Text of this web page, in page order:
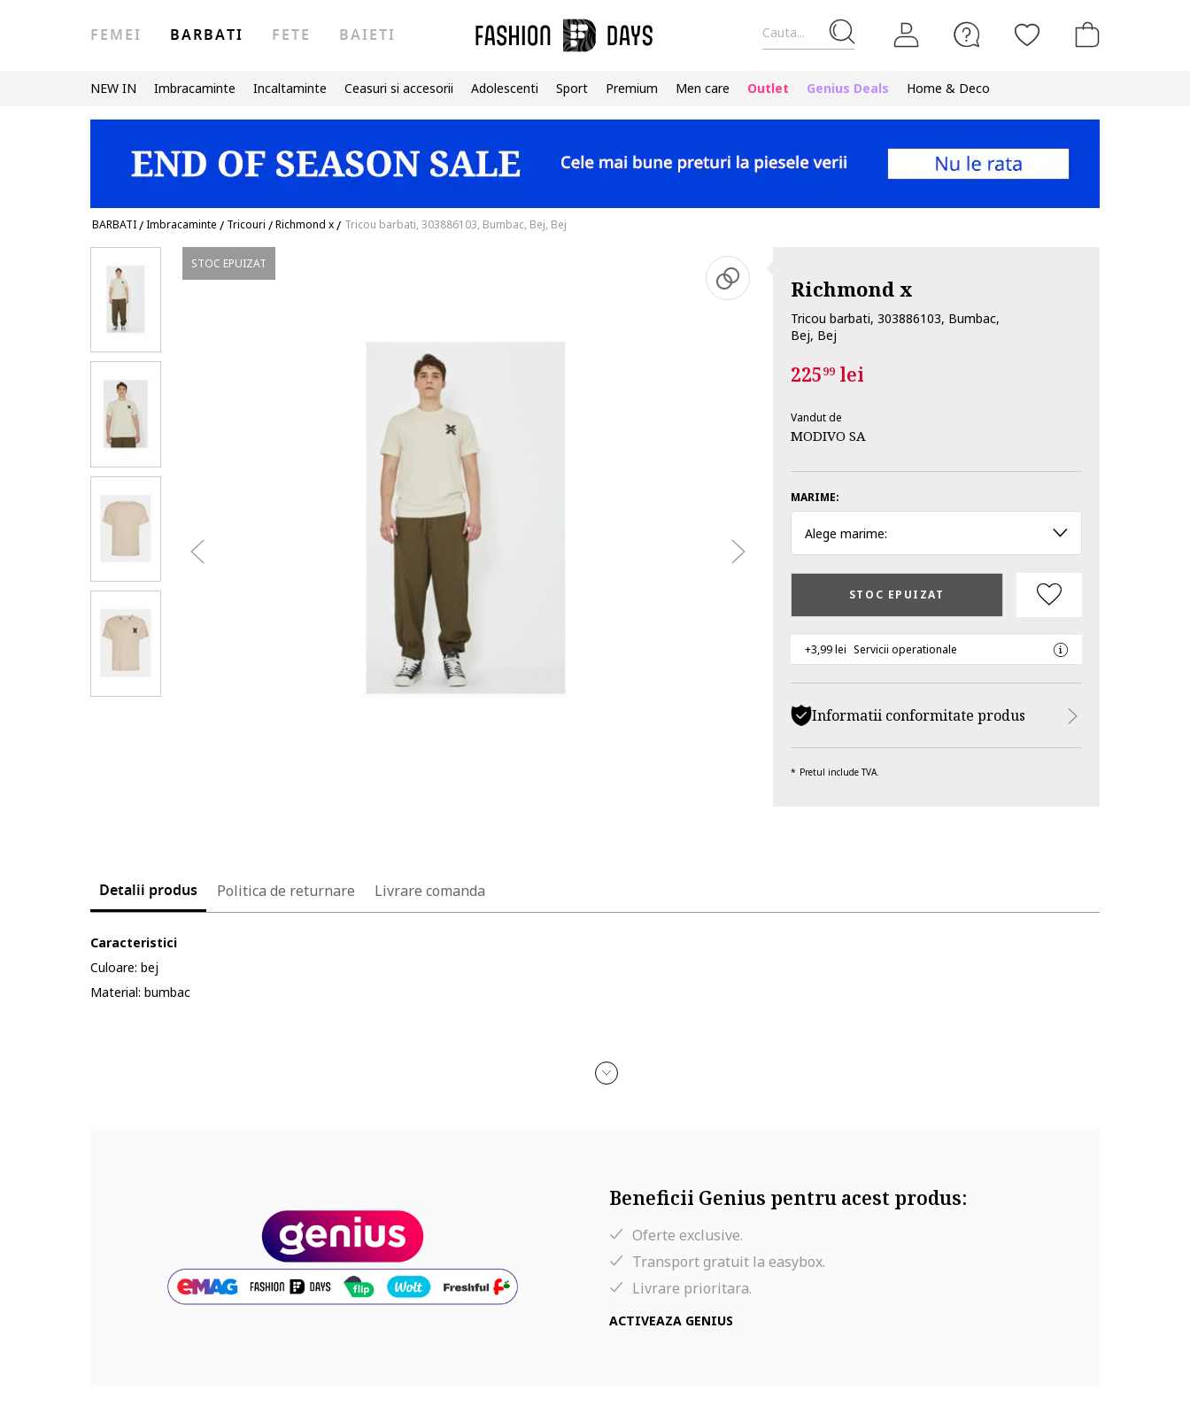
Cauta...
FEMEI BARBATI FETE BAIETI
NEW IN Imbracaminte Incaltaminte Ceasuri si accesorii Adolescenti Sport Premium Men care Outlet Genius Deals Home & Deco
BARBATI/Imbracaminte / Tricouri /Richmond x/ Tricou barbati, 303886103, Bumbac, Bej, Bej
STOC EPUIZAT
Richmond x
Tricou barbati, 303886103, Bumbac,
Bej, Bej
22599lei
Vandut de
MODIVO SA
MARIME:
Alege marime:
STOC EPUIZAT
+3,99 lei Servicii operationale
Informatii conformitate produs
Pretul include TVA.
Detalii produs Politica de returnare Livrare comanda
Caracteristici
Culoare: bej
Material: bumbac
Beneficii Genius pentru acest produs:
Oferte exclusive.
Transport gratuit la easybox.
Livrare prioritara.
ACTIVEAZA GENIUS